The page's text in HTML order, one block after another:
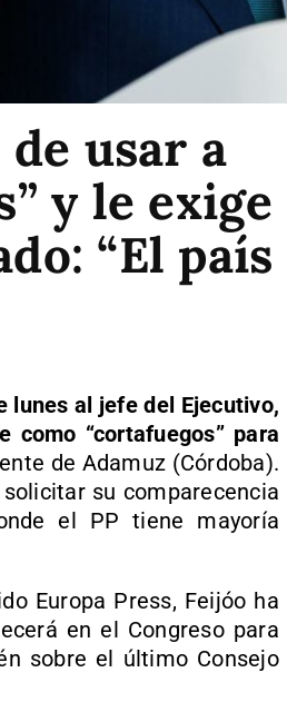
de usar a
y le exige
“El país
lunes al jefe del Ejecutivo,
como “cortafuegos” para
de Adamuz (Córdoba).
su comparecencia
el PP tiene mayoría
Europa Press, Feijóo ha
en el Congreso para
sobre el último Consejo